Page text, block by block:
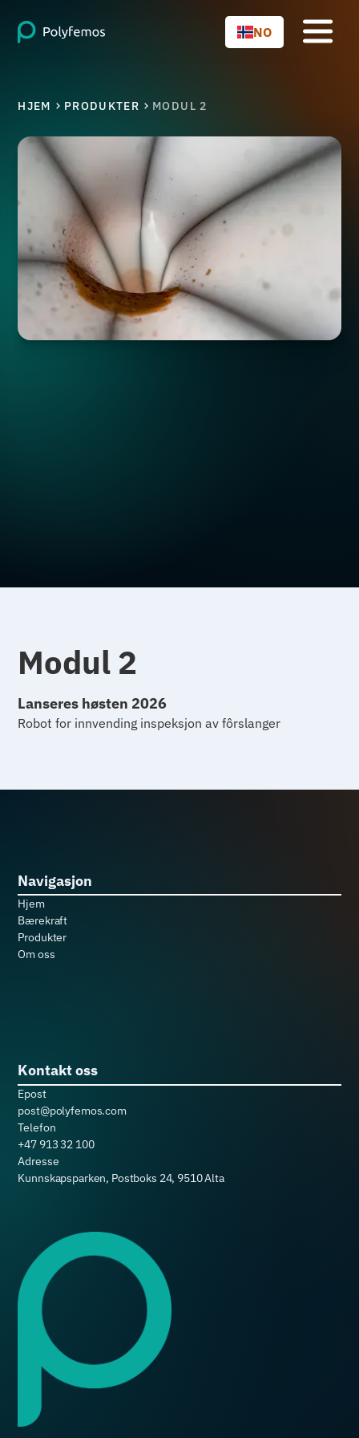
NO
HJEM PRODUKTER MODUL 2
Modul 2
Lanseres høsten 2026
Robot for innvending inspeksjon av fôrslanger
Navigasjon
Hjem
Bærekraft
Produkter
Om oss
Kontakt oss
Epost
post@polyfemos.com
Telefon
+47 913 32 100
Adresse
Kunnskapsparken, Postboks 24, 9510 Alta